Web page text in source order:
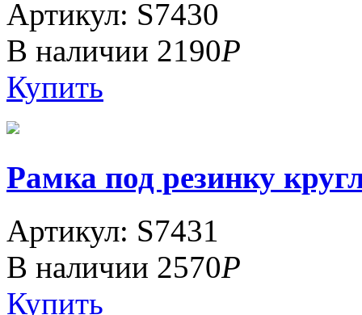
Артикул: S7430
В наличии 2190Р
Купить
Рамка под резинку
Артикул: S7431
В наличии 2570Р
Купить